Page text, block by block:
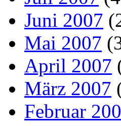
Juni 2007
Mai 2007
April 2007
März 2007
Februar